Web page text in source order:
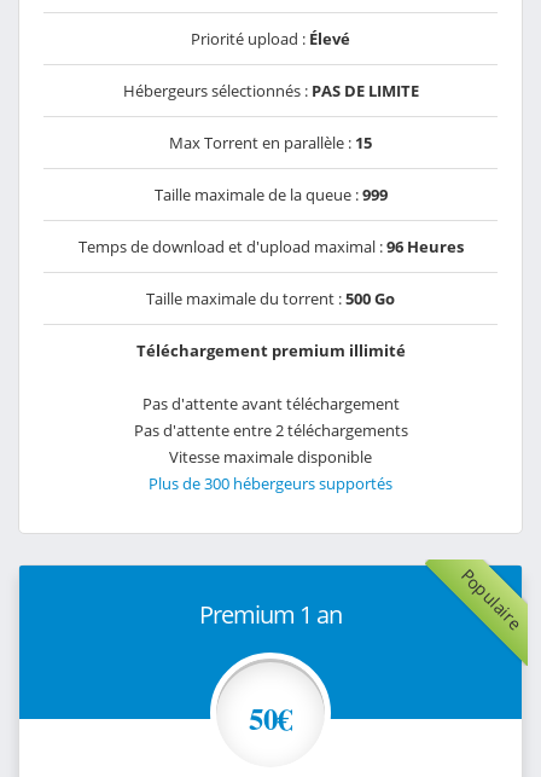
Priorité upload : Élevé
Hébergeurs sélectionnés : PAS DE LIMITE
Max Torrent en parallèle : 15
Taille maximale de la queue :999
Temps de download et d'upload maximal :96 Heures
Taille maximale du torrent :500 Go
Téléchargement premium illimité
Pas d'attente avant téléchargement
Pas d'attente entre 2 téléchargements
Vitesse maximale disponible
Plus de 300 hébergeurs supportés
Populaire
Premium 1 an
50€